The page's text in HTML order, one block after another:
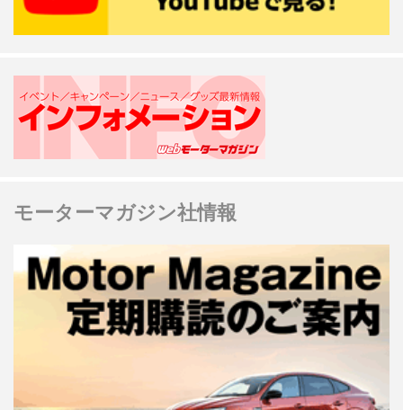
モーターマガジン社情報